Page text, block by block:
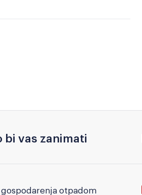
Dani Općine Kršan
bi vas zanimati
gospodarenja otpadom